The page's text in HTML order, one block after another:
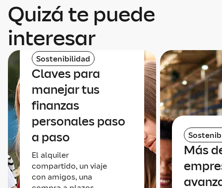
Quizá te puede
interesar
Sostenibilidad
Claves para
manejar tus
finanzas
personales paso
a paso
El alquiler
compartido, un viaje
con amigos, una
Más